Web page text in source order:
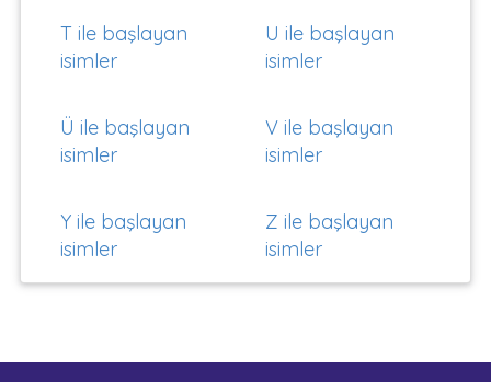
T ile başlayan
isimler
U ile başlayan
isimler
Ü ile başlayan
isimler
V ile başlayan
isimler
Y ile başlayan
isimler
Z ile başlayan
isimler